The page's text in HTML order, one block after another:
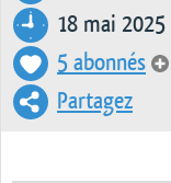
18 mai 2025
5 abonnés
Partagez